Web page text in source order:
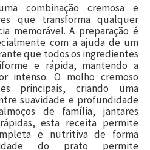
combinação cremosa e
que transforma qualquer
memorável. A preparação é
com a ajuda de um
que todos os ingredientes
e rápida, mantendo a
intenso. O molho cremoso
principais, criando uma
suavidade e profundidade
de família, jantares
esta receita permite
e nutritiva de forma
do prato permite